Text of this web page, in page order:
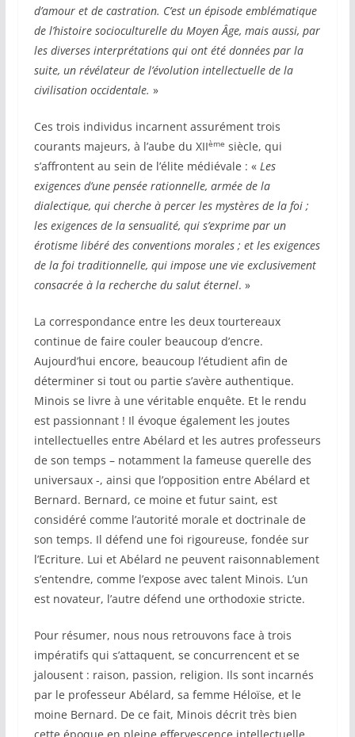
d’amour et de castration. C’est un épisode emblématique
de l’histoire socioculturelle du Moyen Âge, mais aussi, par
les diverses interprétations qui ont été données par la
suite, un révélateur de l’évolution intellectuelle de la
civilisation occidentale. »
Ces trois individus incarnent assurément trois
courants majeurs, à l’aube du XIIème siècle, qui
s’affrontent au sein de l’élite médiévale : « Les
exigences d’une pensée rationnelle, armée de la
dialectique, qui cherche à percer les mystères de la foi ;
les exigences de la sensualité, qui s’exprime par un
érotisme libéré des conventions morales ; et les exigences
de la foi traditionnelle, qui impose une vie exclusivement
consacrée à la recherche du salut éternel. »
La correspondance entre les deux tourtereaux
continue de faire couler beaucoup d’encre.
Aujourd’hui encore, beaucoup l’étudient afin de
déterminer si tout ou partie s’avère authentique.
Minois se livre à une véritable enquête. Et le rendu
est passionnant ! Il évoque également les joutes
intellectuelles entre Abélard et les autres professeurs
de son temps – notamment la fameuse querelle des
universaux -, ainsi que l’opposition entre Abélard et
Bernard. Bernard, ce moine et futur saint, est
considéré comme l’autorité morale et doctrinale de
son temps. Il défend une foi rigoureuse, fondée sur
l’Ecriture. Lui et Abélard ne peuvent raisonnablement
s’entendre, comme l’expose avec talent Minois. L’un
est novateur, l’autre défend une orthodoxie stricte.
Pour résumer, nous nous retrouvons face à trois
impératifs qui s’attaquent, se concurrencent et se
jalousent : raison, passion, religion. Ils sont incarnés
par le professeur Abélard, sa femme Héloïse, et le
moine Bernard. De ce fait, Minois décrit très bien